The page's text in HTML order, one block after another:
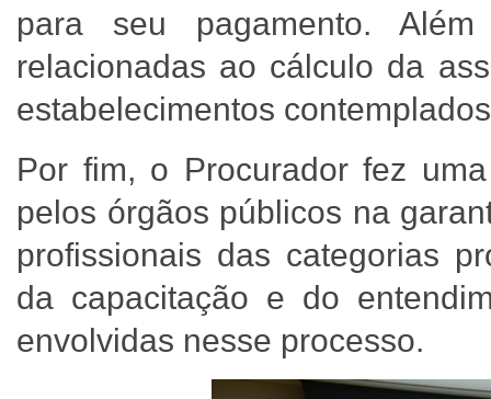
para seu pagamento.
relacionadas ao cálculo da
estabelecimentos
Por fim, o Procurador fez
pelos órgãos públicos na
profissionais das categorias
da capacitação e do
envolvidas nesse processo.